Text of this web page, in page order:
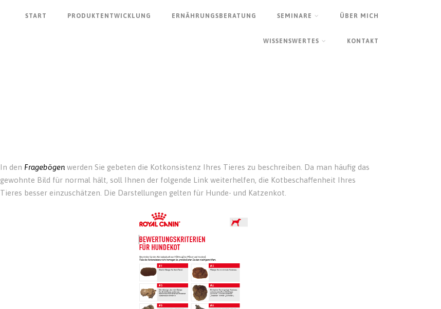
START PRODUKTENTWICKLUNG ERNÄHRUNGSBERATUNG SEMINARE ÜBER MICH
WISSENSWERTES KONTAKT
In den Fragebögenwerden Sie gebeten die Kotkonsistenz Ihres Tieres zu beschreiben. Da man häufig das
gewohnte Bild für normal hält, soll Ihnen der folgende Link weiterhelfen, die Kotbeschaffenheit Ihres
Tieres besser einzuschätzen. Die Darstellungen gelten für Hunde- und Katzenkot.